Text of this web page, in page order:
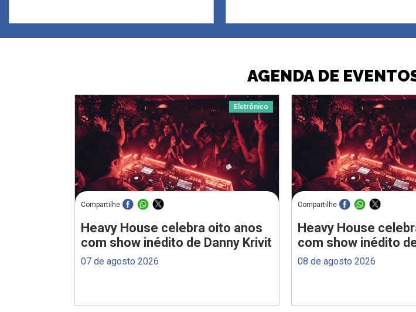
AGENDA DE
Eletrônico
Compartilhe
Heavy House celebra oito anos
com show inédito de Danny Krivit
07 de agosto 2026
Compartilhe
Heavy House
com show inédito
08 de agosto 2026